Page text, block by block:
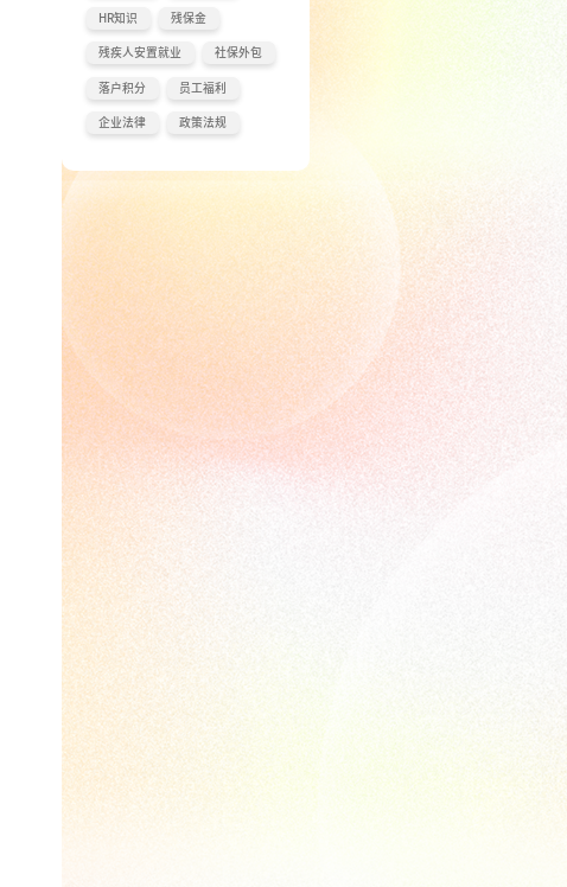
HR知识 残保金
残疾人安置就业 社保外包
落户积分 员工福利
企业法律 政策法规